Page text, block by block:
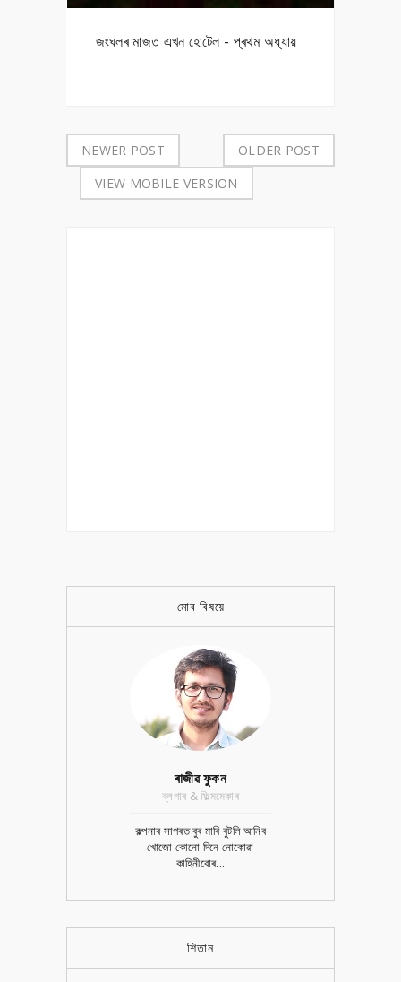
জংঘলৰ মাজত এখন হোটেল - প্ৰথম অধ্যায়
NEWER POST
OLDER POST
VIEW MOBILE VERSION
মোৰ বিষয়ে
ৰাজীৱ ফুকন
ব্লগাৰ & ফিল্মমেকাৰ
কল্পনাৰ সাগৰত বুৰ মাৰি বুটলি আনিব
খোজো কোনো দিনে নোকোৱা
কাহিনীবোৰ...
শিতান